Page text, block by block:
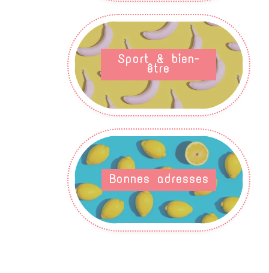
Sport & bien-
être
Bonnes adresses